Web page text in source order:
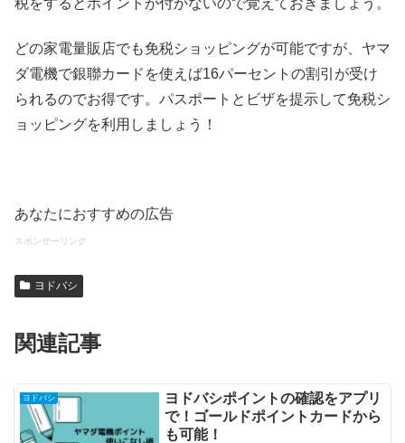
税をするとポイントが付かないので覚えておきましょう。
どの家電量販店でも免税ショッピングが可能ですが、ヤマ
ダ電機で銀聯カードを使えば16パーセントの割引が受け
られるのでお得です。パスポートとビザを提示して免税シ
ョッピングを利用しましょう！
あなたにおすすめの広告
スポンサーリンク
ヨドバシ
関連記事
ヨドバシ
ヨドバシポイントの確認をアプリ
で！ゴールドポイントカードから
も可能！